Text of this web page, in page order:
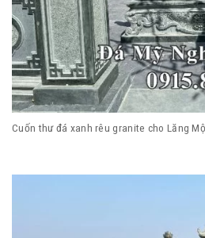
Cuốn thư đá xanh rêu granite cho Lăng